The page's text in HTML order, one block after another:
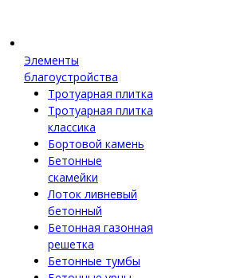
Элементы
благоустройства
Тротуарная плитка
Тротуарная плитка
классика
Бортовой камень
Бетонные
скамейки
Лоток ливневый
бетонный
Бетонная газонная
решетка
Бетонные тумбы